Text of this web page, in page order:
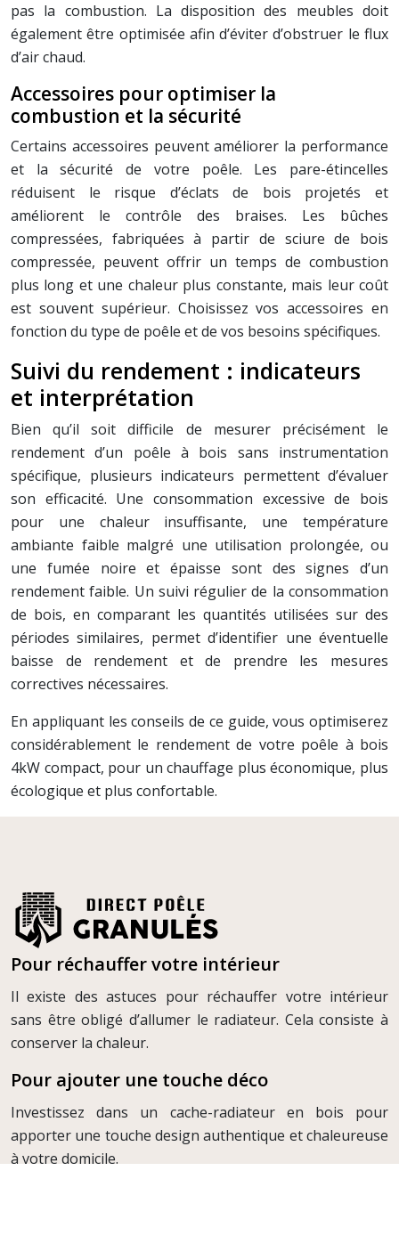
pas la combustion. La disposition des meubles doit
également être optimisée afin d’éviter d’obstruer le flux
d’air chaud.
Accessoires pour optimiser la
combustion et la sécurité
Certains accessoires peuvent améliorer la performance
et la sécurité de votre poêle. Les pare-étincelles
réduisent le risque d’éclats de bois projetés et
améliorent le contrôle des braises. Les bûches
compressées, fabriquées à partir de sciure de bois
compressée, peuvent offrir un temps de combustion
plus long et une chaleur plus constante, mais leur coût
est souvent supérieur. Choisissez vos accessoires en
fonction du type de poêle et de vos besoins spécifiques.
Suivi du rendement : indicateurs
et interprétation
Bien qu’il soit difficile de mesurer précisément le
rendement d’un poêle à bois sans instrumentation
spécifique, plusieurs indicateurs permettent d’évaluer
son efficacité. Une consommation excessive de bois
pour une chaleur insuffisante, une température
ambiante faible malgré une utilisation prolongée, ou
une fumée noire et épaisse sont des signes d’un
rendement faible. Un suivi régulier de la consommation
de bois, en comparant les quantités utilisées sur des
périodes similaires, permet d’identifier une éventuelle
baisse de rendement et de prendre les mesures
correctives nécessaires.
En appliquant les conseils de ce guide, vous optimiserez
considérablement le rendement de votre poêle à bois
4kW compact, pour un chauffage plus économique, plus
écologique et plus confortable.
Pour réchauffer votre intérieur
Il existe des astuces pour réchauffer votre intérieur
sans être obligé d’allumer le radiateur. Cela consiste à
conserver la chaleur.
Pour ajouter une touche déco
Investissez dans un cache-radiateur en bois pour
apporter une touche design authentique et chaleureuse
à votre domicile.